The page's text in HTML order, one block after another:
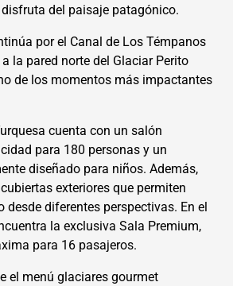
del paisaje patagónico.
por el Canal de Los Témpanos
la pared norte del Glaciar Perito
de los momentos más impactantes
cuenta con un salón
para 180 personas y un
diseñado para niños. Además,
exteriores que permiten
desde diferentes perspectivas. En el
la exclusiva Sala Premium,
para 16 pasajeros.
el menú glaciares gourmet